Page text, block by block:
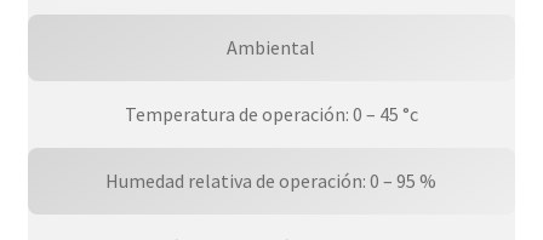
Ambiental
Temperatura de operación: 0 – 45 °c
Humedad relativa de operación: 0 – 95 %